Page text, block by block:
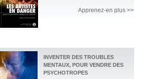
Apprenez-en plus >>
INVENTER DES TROUBLES
MENTAUX, POUR VENDRE DES
PSYCHOTROPES